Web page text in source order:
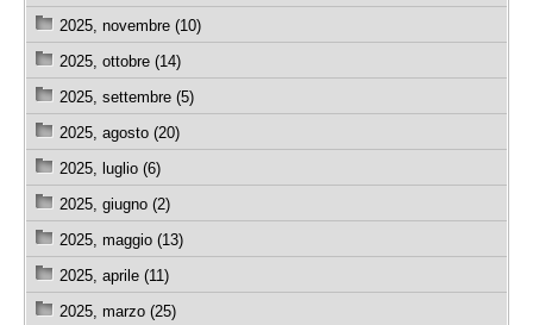
2025, novembre (10)
2025, ottobre (14)
2025, settembre (5)
2025, agosto (20)
2025, luglio (6)
2025, giugno (2)
2025, maggio (13)
2025, aprile (11)
2025, marzo (25)